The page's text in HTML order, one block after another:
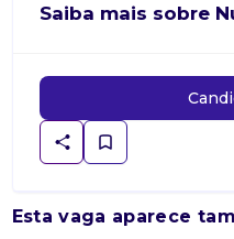
Saiba mais sobre
Esta vaga aparece